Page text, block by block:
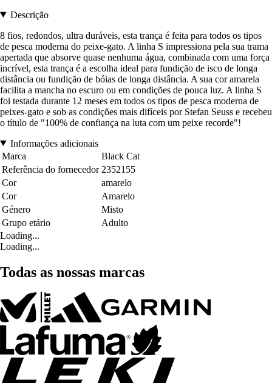
Descrição
8 fios, redondos, ultra duráveis, esta trança é feita para todos os tipos
de pesca moderna do peixe-gato. A linha S impressiona pela sua trama
apertada que absorve quase nenhuma água, combinada com uma força
incrível, esta trança é a escolha ideal para fundição de isco de longa
distância ou fundição de bóias de longa distância. A sua cor amarela
facilita a mancha no escuro ou em condições de pouca luz. A linha S
foi testada durante 12 meses em todos os tipos de pesca moderna de
peixes-gato e sob as condições mais difíceis por Stefan Seuss e recebeu
o título de "100% de confiança na luta com um peixe recorde"!
Informações adicionais
Marca
Black Cat
Referência do fornecedor 2352155
Cor
amarelo
Cor
Amarelo
Género
Misto
Grupo etário
Adulto
Loading...
Loading...
Todas as nossas marcas